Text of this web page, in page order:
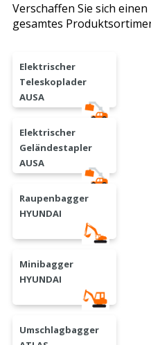
Verschaffen Sie sich
gesamtes
Elektrischer
Teleskoplader
AUSA
Elektrischer
Geländestapler
AUSA
Raupenbagger
HYUNDAI
Minibagger
HYUNDAI
Umschlagbagger